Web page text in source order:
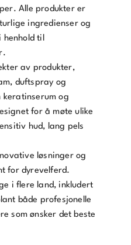
Alle produkter er
ingredienser og
henhold til
av produkter,
duftspray og
keratinserum og
for å møte ulike
hud, lang pels
løsninger og
for dyrevelferd.
i flere land, inkludert
både profesjonelle
som ønsker det beste